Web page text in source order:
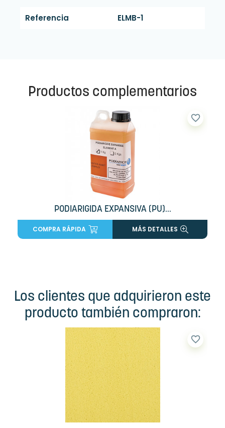
Referencia ELMB-1
Productos complementarios
PODIARIGIDA EXPANSIVA (PU)...
favorite_border
COMPRA RÁPIDA MÁS DETALLES
Los clientes que adquirieron este
producto también compraron:
favorite_border